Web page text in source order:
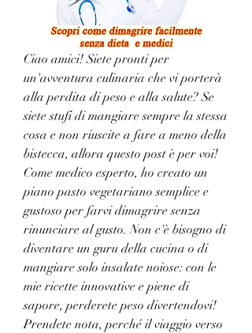
Ciao amici! Siete pronti per
un'avventura culinaria che vi porterà
alla perdita di peso e alla salute? Se
siete stufi di mangiare sempre la stessa
cosa e non riuscite a fare a meno della
bistecca, allora questo post è per voi!
Come medico esperto, ho creato un
piano pasto vegetariano semplice e
gustoso per farvi dimagrire senza
rinunciare al gusto. Non c'è bisogno di
diventare un guru della cucina o di
mangiare solo insalate noiose: con le
mie ricette innovative e piene di
sapore, perderete peso divertendovi!
Prendete nota, perché il viaggio verso